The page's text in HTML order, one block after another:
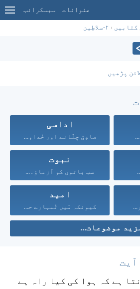
عنوانات سبسکرائب
کتابیں › ۲-سلاطِین
پڑھیں
اداسی
صادِق چِلّائے اور خُداوند...
نبوت
سب باتوں کو آزماؤ۔...
امید
کیونکہ مَیں تُمہارے حق...
موضوعات...
آیت
ہے کہ ہوا کی کیا راہ ہے